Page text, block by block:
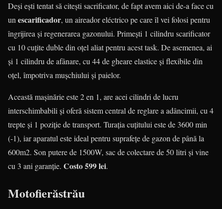
Deși ești tentat să citești sacrificator, de fapt avem aici de-a face cu
unescarificador, un aireador eléctrico pe care îl vei folosi pentru
îngrijirea și regenerarea gazonului. Primești 1 cilindru scarificator
cu 10 cuțite duble din oțel aliat pentru acest task. De asemenea, ai
și 1 cilindru de afânare, cu 44 de gheare elastice și flexibile din
oțel, împotriva mușchiului și paielor.
Această mașinărie este 2 en 1, are acei cilindri de lucru
interschimbabili și oferă sistem central de reglare a adâncimii, cu 4
trepte și 1 poziție de transport. Turația cuțitului este de 3600 min
(-1), iar aparatul este ideal pentru suprafețe de gazon de până la
600m2. Son putere de 1500W, sac de colectare de 50 litri și vine
cu 3 ani garanție. Costo 599 lei.
Motofierăstrău